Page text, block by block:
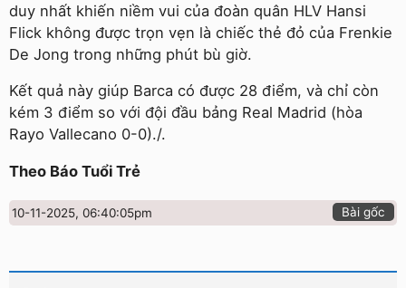
duy nhất khiến niềm vui của đoàn quân HLV Hansi
Flick không được trọn vẹn là chiếc thẻ đỏ của Frenkie
De Jong trong những phút bù giờ.
Kết quả này giúp Barca có được 28 điểm, và chỉ còn
kém 3 điểm so với đội đầu bảng Real Madrid (hòa
Rayo Vallecano 0-0)./.
Theo Báo Tuổi Trẻ
10-11-2025, 06:40:05pm Bài gốc